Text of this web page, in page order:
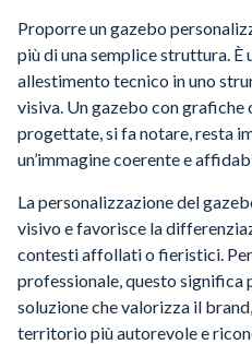
Proporre un gazebo
più di una semplice struttura.
allestimento tecnico in uno
visiva. Un gazebo con
progettate, si fa notare, resta
un’immagine coerente e
La personalizzazione del
visivo e favorisce la
contesti affollati o fieristici.
professionale, questo significa
soluzione che valorizza il
territorio più autorevole e